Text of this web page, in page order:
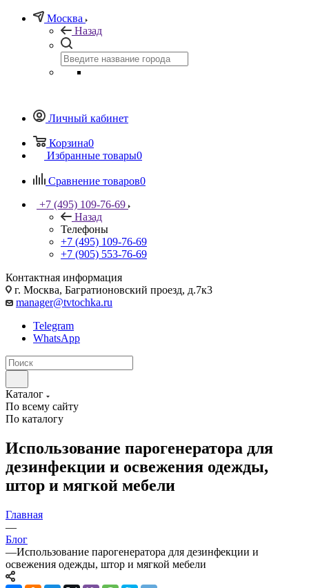
Москва
Назад
Личный кабинет
Корзина0
Избранные товары0
Сравнение товаров0
+7 (495) 109-76-69
Назад
Телефоны
+7 (495) 109-76-69
+7 (905) 553-76-69
Контактная информация
г. Москва, Багратионовский проезд, д.7к3
manager@tvtochka.ru
Telegram
WhatsApp
Каталог
По всему сайту
По каталогу
Использование парогенератора для
дезинфекции и освежения одежды,
штор и мягкой мебели
Главная
—
Блог
—Использование парогенератора для дезинфекции и
освежения одежды, штор и мягкой мебели